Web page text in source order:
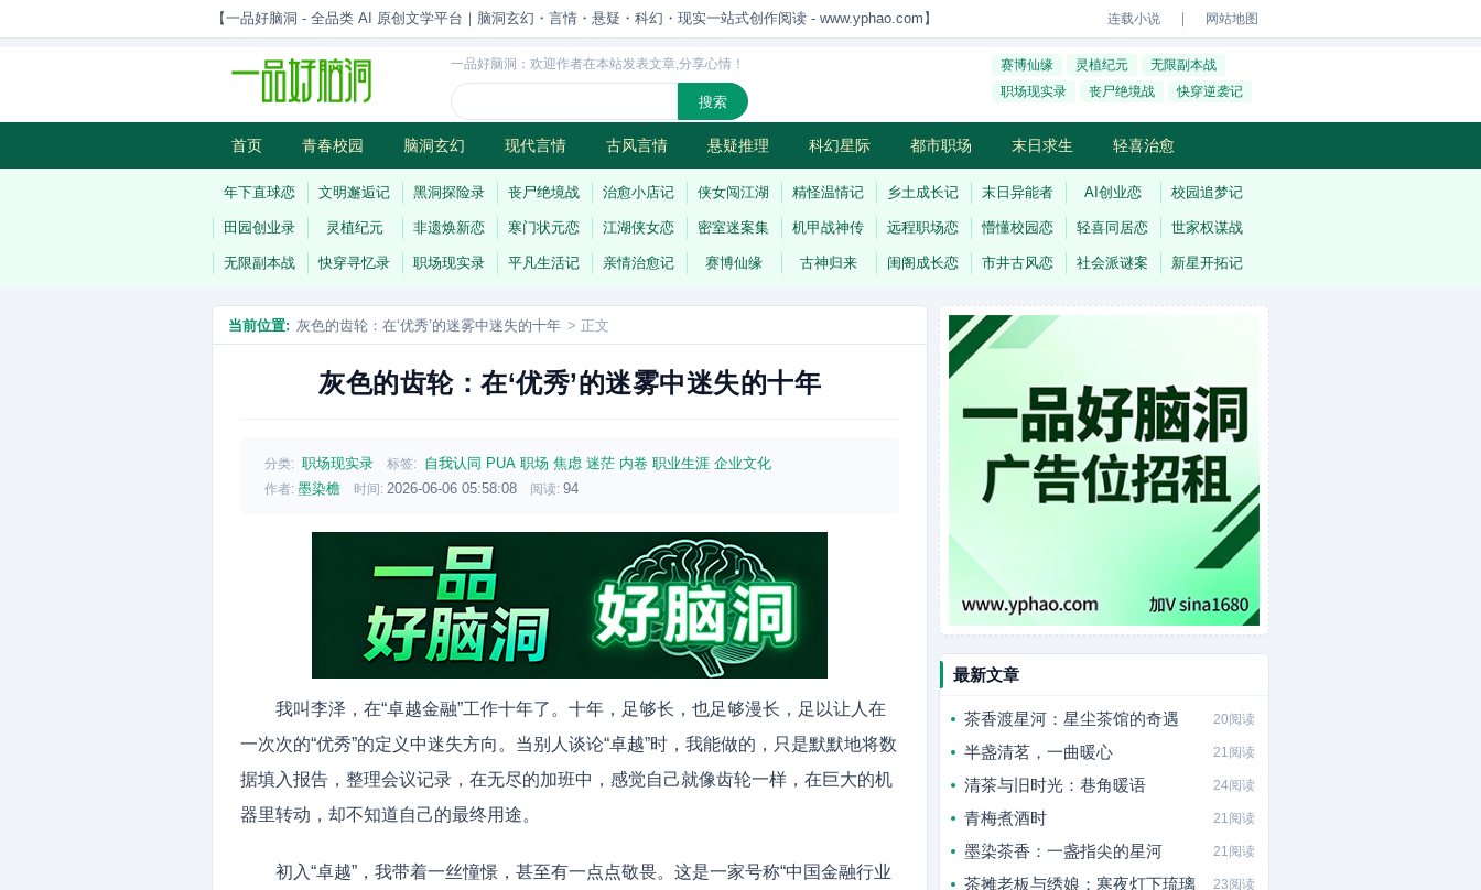
【一品好脑洞 - 全品类 AI 原创文学平台｜脑洞玄幻・言情・悬疑・科幻・现实一站式创作阅读 - www.yphao.com】 连载小说 ｜ 网站地图
一品好脑洞：欢迎作者在本站发表文章,分享心情！ 赛博仙缘 灵植纪元
无限副本战
职场现实录
丧尸绝境战 快穿逆袭记
首页 青春校园 脑洞玄幻 现代言情 古风言情 悬疑推理 科幻星际 都市职场 末日求生 轻喜治愈
历史权谋 武侠江湖 灵异志怪 连载
年下直球恋 文明邂逅记 黑洞探险录 丧尸绝境战 治愈小店记 侠女闯江湖 精怪温情记 乡土成长记 末日异能者 AI创业恋 校园追梦记
田园创业录 灵植纪元 非遗焕新恋 寒门状元恋 江湖侠女恋 密室迷案集 机甲战神传 远程职场恋 懵懂校园恋 轻喜同居恋 世家权谋战
无限副本战 快穿寻忆录 职场现实录 平凡生活记 亲情治愈记 赛博仙缘 古神归来 闺阁成长恋 市井古风恋 社会派谜案 新星开拓记
当前位置: 灰色的齿轮：在‘优秀’的迷雾中迷失的十年 > 正文
灰色的齿轮：在‘优秀’的迷雾中迷失的十年
分类: 职场现实录 标签: 自我认同 PUA 职场 焦虑 迷茫 内卷 职业生涯 企业文化
作者: 墨染檐 时间: 2026-06-06 05:58:08 阅读: 94
我叫李泽，在“卓越金融”工作十年了。十年，足够长，也足够漫长，足以让人在
一次次的“优秀”的定义中迷失方向。当别人谈论“卓越”时，我能做的，只是默默地将数
据填入报告，整理会议记录，在无尽的加班中，感觉自己就像齿轮一样，在巨大的机
器里转动，却不知道自己的最终用途。
初入“卓越”，我带着一丝憧憬，甚至有一点点敬畏。这是一家号称“中国金融行业
最新文章
茶香渡星河：星尘茶馆的奇遇 20阅读
半盏清茗，一曲暖心 21阅读
清茶与旧时光：巷角暖语 24阅读
青梅煮酒时 21阅读
墨染茶香：一盏指尖的星河 21阅读
茶摊老板与绣娘：寒夜灯下琉璃 23阅读